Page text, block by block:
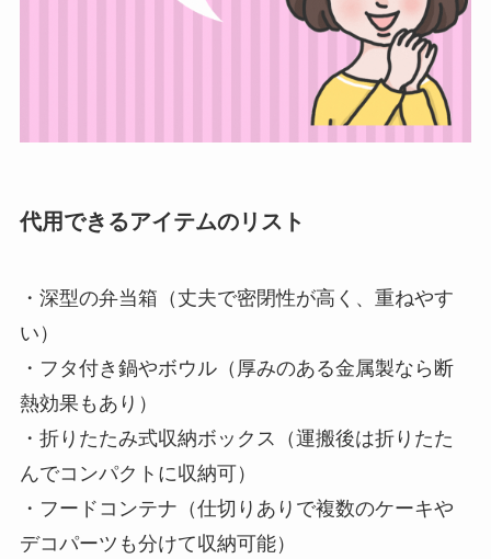
代用できるアイテムのリスト
・深型の弁当箱（丈夫で密閉性が高く、重ねやす
い）
・フタ付き鍋やボウル（厚みのある金属製なら断
熱効果もあり）
・折りたたみ式収納ボックス（運搬後は折りたた
んでコンパクトに収納可）
・フードコンテナ（仕切りありで複数のケーキや
デコパーツも分けて収納可能）